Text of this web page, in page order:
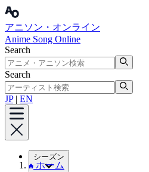
アニソン・オンライン
Anime Song Online
Search
Search
JP| EN
シーズン
ホーム